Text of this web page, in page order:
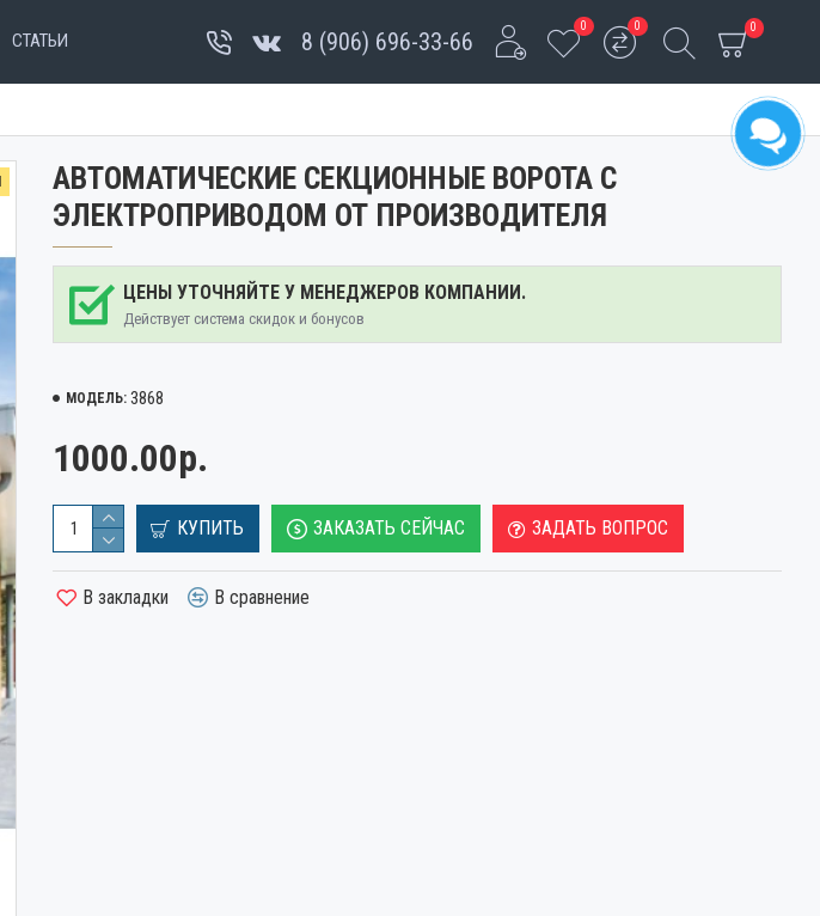
СТАТЬИ 8 (906) 696-33-66
0 0 0
АВТОМАТИЧЕСКИЕ СЕКЦИОННЫЕ ВОРОТА С
ЭЛЕКТРОПРИВОДОМ ОТ ПРОИЗВОДИТЕЛЯ
ЦЕНЫ УТОЧНЯЙТЕ У МЕНЕДЖЕРОВ КОМПАНИИ.
Действует система скидок и бонусов
МОДЕЛЬ: 3868
1000.00р.
КУПИТЬ ЗАКАЗАТЬ СЕЙЧАС ЗАДАТЬ ВОПРОС
В закладки В сравнение